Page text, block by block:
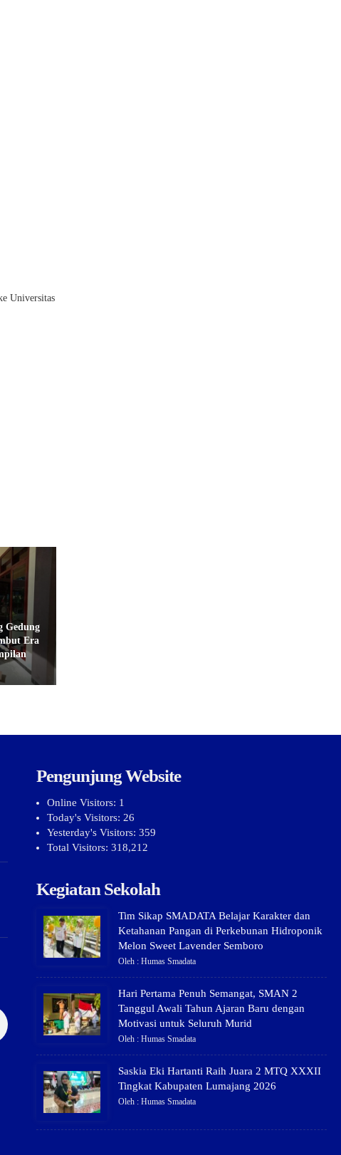
Universitas
Gedung
Era
Pengunjung Website
Online Visitors: 1
Today's Visitors: 26
Yesterday's Visitors: 359
Total Visitors: 318,212
Kegiatan Sekolah
Tim Sikap SMADATA Belajar Karakter dan
Ketahanan Pangan di Perkebunan Hidroponik
Melon Sweet Lavender Semboro
Oleh : Humas Smadata
Hari Pertama Penuh Semangat, SMAN 2
Tanggul Awali Tahun Ajaran Baru dengan
Motivasi untuk Seluruh Murid
Oleh : Humas Smadata
Saskia Eki Hartanti Raih Juara 2 MTQ XXXII
Tingkat Kabupaten Lumajang 2026
Oleh : Humas Smadata